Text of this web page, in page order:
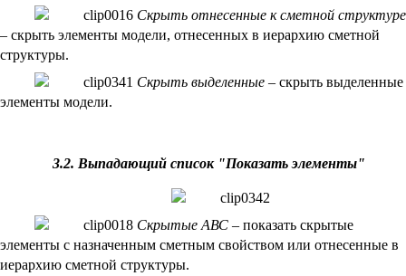
Скрыть отнесенные к сметной структуре
– скрыть элементы модели, отнесенных в иерархию сметной
структуры.
Скрыть выделенные – скрыть выделенные
элементы модели.
3.2. Выпадающий список "Показать элементы"
Скрытые АВС – показать скрытые
элементы с назначенным сметным свойством или отнесенные в
иерархию сметной структуры.